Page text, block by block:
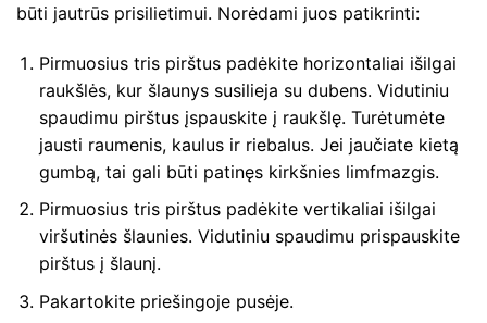
būti jautrūs prisilietimui. Norėdami juos patikrinti:
Pirmuosius tris pirštus padėkite horizontaliai išilgai
raukšlės, kur šlaunys susilieja su dubens. Vidutiniu
spaudimu pirštus įspauskite į raukšlę. Turėtumėte
jausti raumenis, kaulus ir riebalus. Jei jaučiate kietą
gumbą, tai gali būti patinęs kirkšnies limfmazgis.
Pirmuosius tris pirštus padėkite vertikaliai išilgai
viršutinės šlaunies. Vidutiniu spaudimu prispauskite
pirštus į šlaunį.
Pakartokite priešingoje pusėje.